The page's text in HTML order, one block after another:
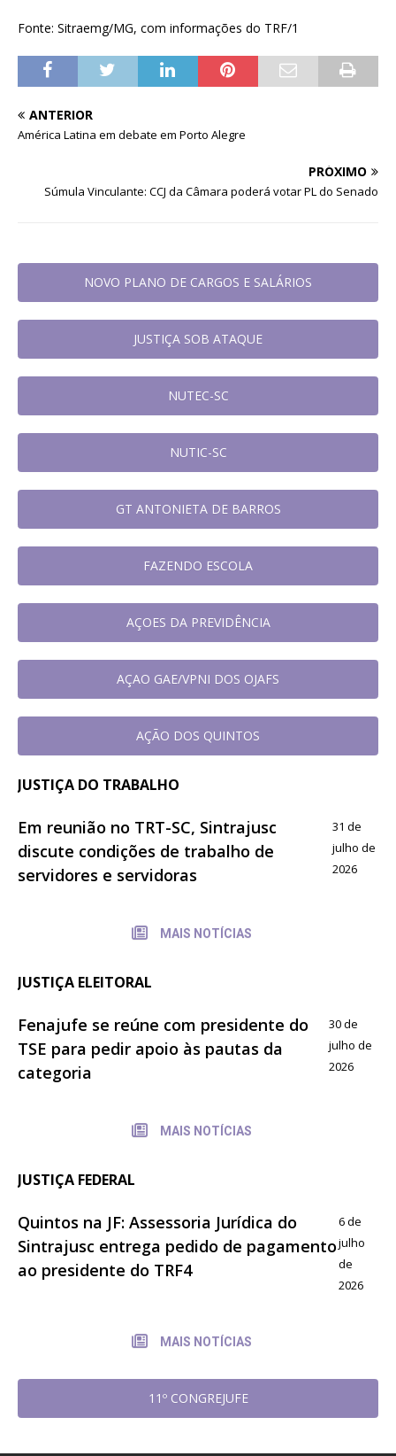
Fonte: Sitraemg/MG, com informações do TRF/1
ANTERIOR
América Latina em debate em Porto Alegre
PRÓXIMO
Súmula Vinculante: CCJ da Câmara poderá votar PL do Senado
NOVO PLANO DE CARGOS E SALÁRIOS
JUSTIÇA SOB ATAQUE
NUTEC-SC
NUTIC-SC
GT ANTONIETA DE BARROS
FAZENDO ESCOLA
AÇOES DA PREVIDÊNCIA
AÇAO GAE/VPNI DOS OJAFS
AÇÃO DOS QUINTOS
JUSTIÇA DO TRABALHO
Em reunião no TRT-SC, Sintrajusc
discute condições de trabalho de
servidores e servidoras
31 de
julho de
2026
MAIS NOTÍCIAS
JUSTIÇA ELEITORAL
Fenajufe se reúne com presidente do
TSE para pedir apoio às pautas da
categoria
30 de
julho de
2026
MAIS NOTÍCIAS
JUSTIÇA FEDERAL
Quintos na JF: Assessoria Jurídica do
Sintrajusc entrega pedido de pagamento
ao presidente do TRF4
6 de
julho
de
2026
MAIS NOTÍCIAS
11º CONGREJUFE